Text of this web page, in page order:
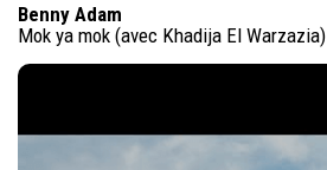
Benny Adam
Mok ya mok (avec Khadija El Warzazia)